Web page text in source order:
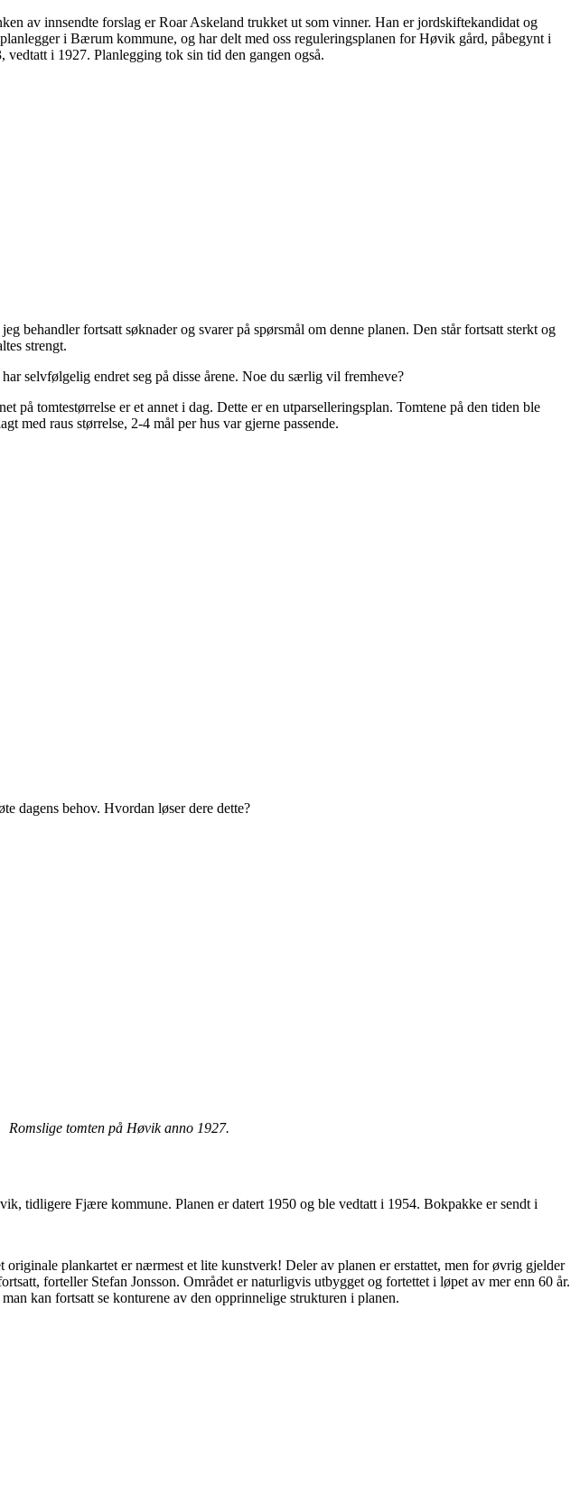
av innsendte forslag er Roar Askeland trukket ut som vinner. Han er jordskiftekandidat og
i Bærum kommune, og har delt med oss reguleringsplanen for Høvik gård, påbegynt i
vedtatt i 1927. Planlegging tok sin tid den gangen også.
jeg behandler fortsatt søknader og svarer på spørsmål om denne planen. Den står fortsatt sterkt og
strengt.
selvfølgelig endret seg på disse årene. Noe du særlig vil fremheve?
på tomtestørrelse er et annet i dag. Dette er en utparselleringsplan. Tomtene på den tiden ble
med raus størrelse, 2-4 mål per hus var gjerne passende.
dagens behov. Hvordan løser dere dette?
Romslige tomten på Høvik anno 1927.
tidligere Fjære kommune. Planen er datert 1950 og ble vedtatt i 1954. Bokpakke er sendt i
originale plankartet er nærmest et lite kunstverk! Deler av planen er erstattet, men for øvrig gjelder
forteller Stefan Jonsson. Området er naturligvis utbygget og fortettet i løpet av mer enn 60 år.
kan fortsatt se konturene av den opprinnelige strukturen i planen.